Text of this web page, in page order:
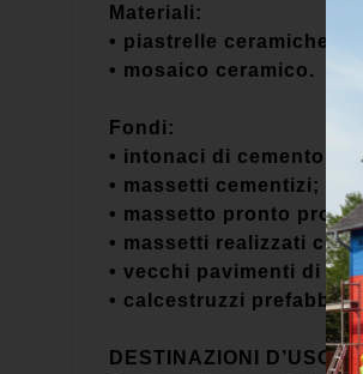
Materiali:
• piastrelle ceramiche di
• mosaico ceramico.
Fondi:
• intonaci di cemento e
• massetti cementizi;
• massetto pronto
• massetti realizzati
• vecchi pavimenti di
• calcestruzzi
DESTINAZIONI D’USO